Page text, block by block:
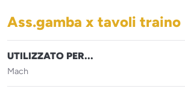
Ass.gamba x tavoli traino
UTILIZZATO PER...
Mach